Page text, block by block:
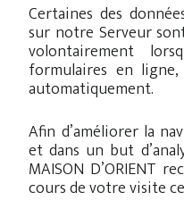
Certaines des
sur notre Serveur
volontairement
formulaires en
automatiquement.
Afin d’améliorer la
et dans un but
MAISON D’ORIENT
cours de votre visite